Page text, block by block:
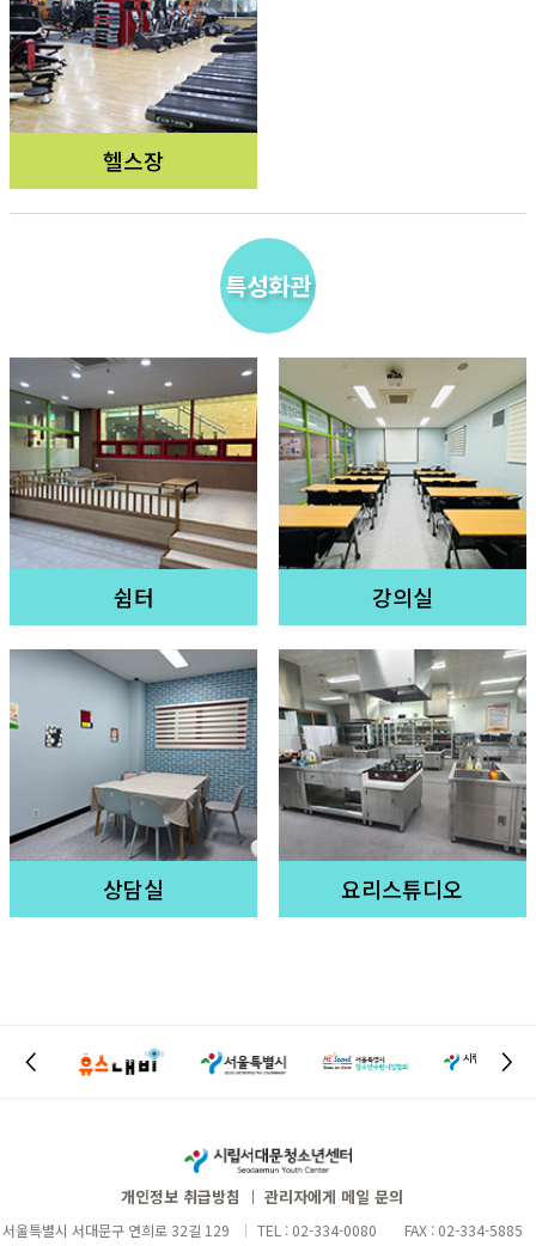
헬스장
특성화관
쉼터 강의실
상담실 요리스튜디오
개인정보 취급방침 관리자에게 메일 문의
서울특별시 서대문구 연희로 32길 129 TEL : 02-334-0080
FAX : 02-334-5885